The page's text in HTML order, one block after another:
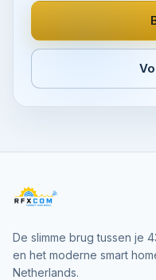
De slimme brug tussen je
en het moderne smart
Netherlands.